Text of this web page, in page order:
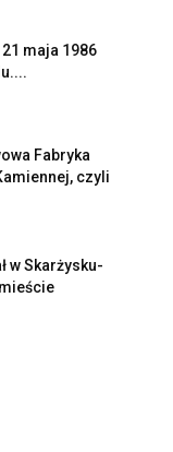
maja 1986
Fabryka
czyli
w Skarżysku-